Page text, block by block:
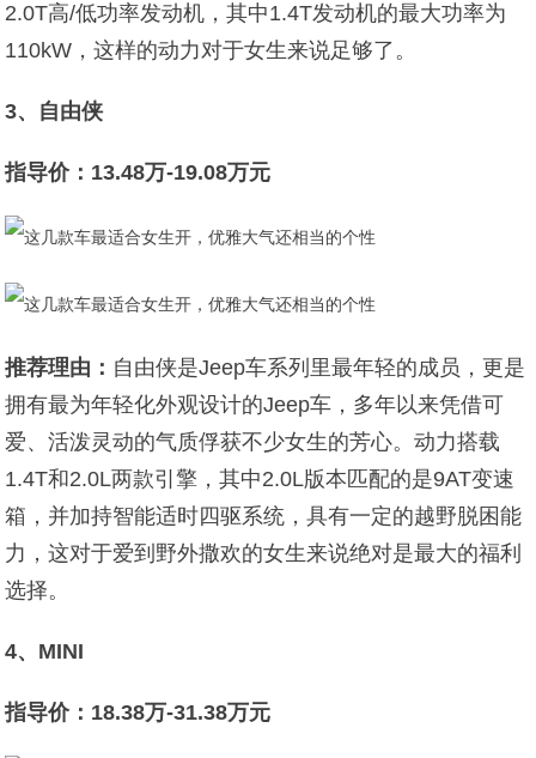
2.0T高/低功率发动机，其中1.4T发动机的最大功率为
110kW，这样的动力对于女生来说足够了。
3、自由侠
指导价：13.48万-19.08万元
推荐理由： 自由侠是Jeep车系列里最年轻的成员，更是
拥有最为年轻化外观设计的Jeep车，多年以来凭借可
爱、活泼灵动的气质俘获不少女生的芳心。动力搭载
1.4T和2.0L两款引擎，其中2.0L版本匹配的是9AT变速
箱，并加持智能适时四驱系统，具有一定的越野脱困能
力，这对于爱到野外撒欢的女生来说绝对是最大的福利
选择。
4、MINI
指导价：18.38万-31.38万元